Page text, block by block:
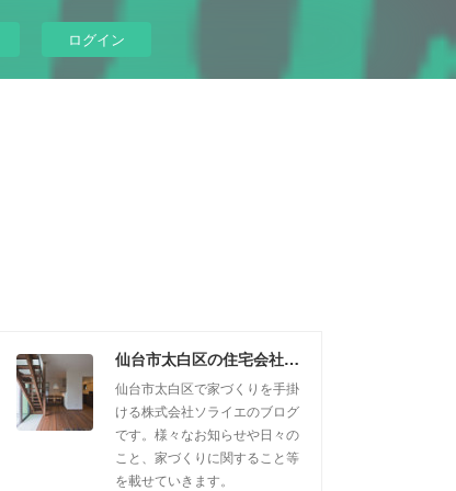
ログイン
仙台市太白区の住宅会社｜ソライエ
仙台市太白区で家づくりを手掛
ける株式会社ソライエのブログ
です。様々なお知らせや日々の
こと、家づくりに関すること等
を載せていきます。